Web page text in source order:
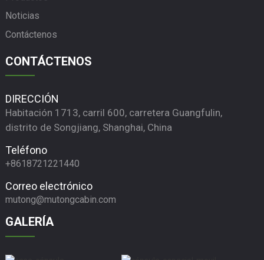
Noticias
Contáctenos
CONTÁCTENOS
DIRECCIÓN
Habitación 1713, carril 600, carretera Guangfulin,
distrito de Songjiang, Shanghai, China
Teléfono
+8618721221440
Correo electrónico
mutong@mutongcabin.com
GALERÍA